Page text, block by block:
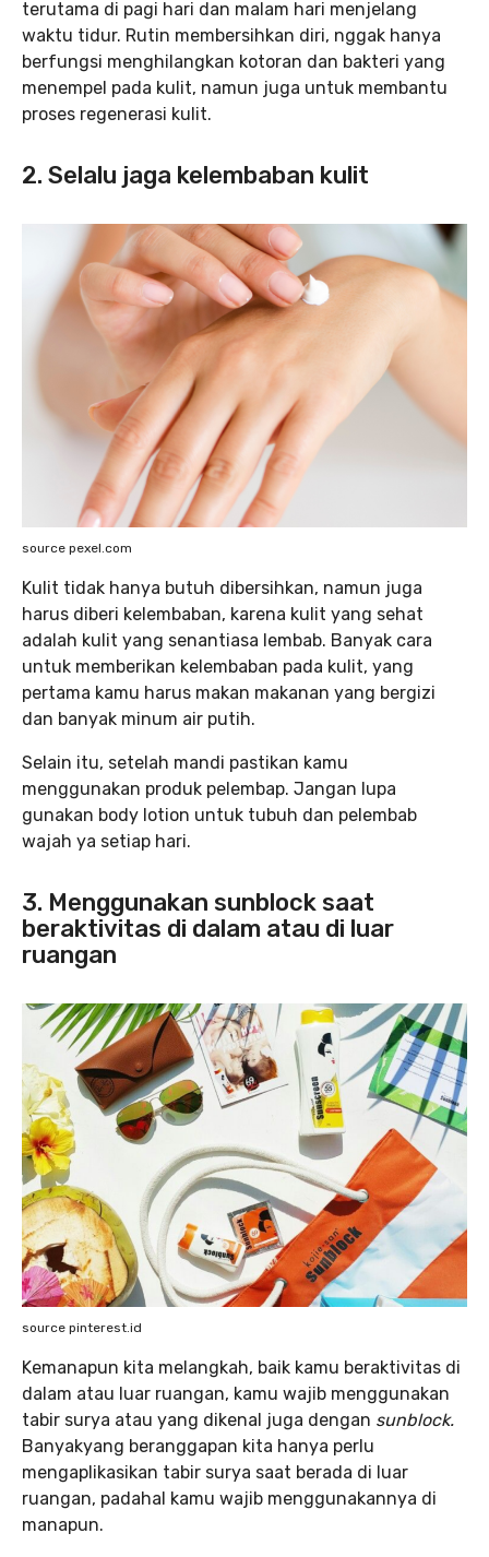
terutama di pagi hari dan malam hari menjelang
waktu tidur. Rutin membersihkan diri, nggak hanya
berfungsi menghilangkan kotoran dan bakteri yang
menempel pada kulit, namun juga untuk membantu
proses regenerasi kulit.
2. Selalu jaga kelembaban kulit
source pexel.com
Kulit tidak hanya butuh dibersihkan, namun juga
harus diberi kelembaban, karena kulit yang sehat
adalah kulit yang senantiasa lembab. Banyak cara
untuk memberikan kelembaban pada kulit, yang
pertama kamu harus makan makanan yang bergizi
dan banyak minum air putih.
Selain itu, setelah mandi pastikan kamu
menggunakan produk pelembap. Jangan lupa
gunakan body lotion untuk tubuh dan pelembab
wajah ya setiap hari.
3. Menggunakan sunblock saat
beraktivitas di dalam atau di luar
ruangan
source pinterest.id
Kemanapun kita melangkah, baik kamu beraktivitas di
dalam atau luar ruangan, kamu wajib menggunakan
tabir surya atau yang dikenal juga dengan sunblock.
Banyakyang beranggapan kita hanya perlu
mengaplikasikan tabir surya saat berada di luar
ruangan, padahal kamu wajib menggunakannya di
manapun.